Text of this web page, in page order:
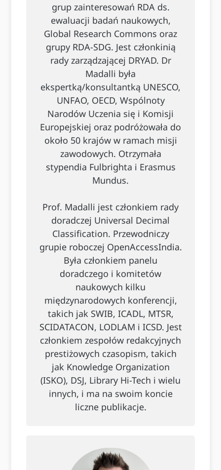
grup zainteresowań RDA ds.
ewaluacji badań naukowych,
Global Research Commons oraz
grupy RDA-SDG. Jest członkinią
rady zarządzającej DRYAD. Dr
Madalli była
ekspertką/konsultantką UNESCO,
UNFAO, OECD, Wspólnoty
Narodów Uczenia się i Komisji
Europejskiej oraz podróżowała do
około 50 krajów w ramach misji
zawodowych. Otrzymała
stypendia Fulbrighta i Erasmus
Mundus.
Prof. Madalli jest członkiem rady
doradczej Universal Decimal
Classification. Przewodniczy
grupie roboczej OpenAccessIndia.
Była członkiem panelu
doradczego i komitetów
naukowych kilku
międzynarodowych konferencji,
takich jak SWIB, ICADL, MTSR,
SCIDATACON, LODLAM i ICSD. Jest
członkiem zespołów redakcyjnych
prestiżowych czasopism, takich
jak Knowledge Organization
(ISKO), DSJ, Library Hi-Tech i wielu
innych, i ma na swoim koncie
liczne publikacje.